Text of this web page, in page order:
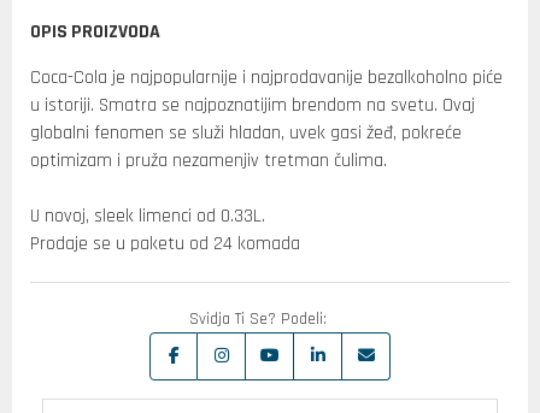
OPIS PROIZVODA
Coca-Cola je najpopularnije i najprodavanije bezalkoholno piće
u istoriji. Smatra se najpoznatijim brendom na svetu. Ovaj
globalni fenomen se služi hladan, uvek gasi žeđ, pokreće
optimizam i pruža nezamenjiv tretman čulima.
U novoj, sleek limenci od 0.33L.
Prodaje se u paketu od 24 komada
Svidja Ti Se? Podeli: